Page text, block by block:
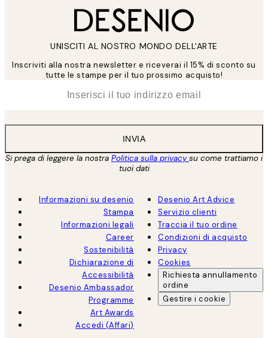
UNISCITI AL NOSTRO MONDO DELL'ARTE
Inscriviti alla nostra newsletter e riceverai il 15% di sconto su
tutte le stampe per il tuo prossimo acquisto!
INVIA
Si prega di leggere la nostra Politica sulla privacysu come trattiamo i
tuoi dati
Informazioni su desenio
Stampa
Informazioni legali
Career
Sostenibilità
Dichiarazione di
Accessibilità
Desenio Ambassador
Programme
Art Awards
Accedi (Affari)
Desenio Art Advice
Servizio clienti
Traccia il tuo ordine
Condizioni di acquisto
Privacy
Cookies
Richiesta annullamento
ordine
Gestire i cookie